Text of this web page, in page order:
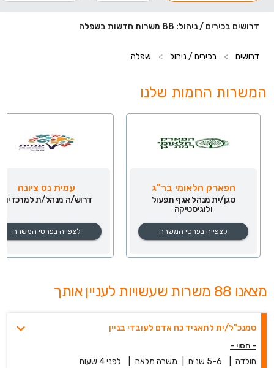
דרושים בכירים / ניהול: 88 משרות חדשות בשפלה
דרושים > בכירים / ניהול > שפלה
המשרות החמות שלנו
הפארק הלאומי בר"ג
סגן/ית מנהל אגף תפעול
ולוגיסטיקה
לצפייה בפרטי המשרה
עמית נס ציונה
דרוש/ה מנהל/ת למרכז יום
לצפייה בפרטי המשרה
מצאנו 88 משרות שעשויות לעניין אותך
סמנכ"ל/ית לתאגיד כח אדם לעובדי בניין
- חסוי -
חולדה 5-6 שנים משרה מלאה לפני 4 שעות